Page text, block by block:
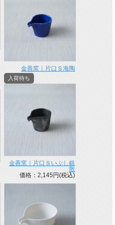
金善窯｜片口Ｓ海陶
入荷待ち
金善窯｜片口Ｓいぶし銀
散
価格：2,145円(税込)